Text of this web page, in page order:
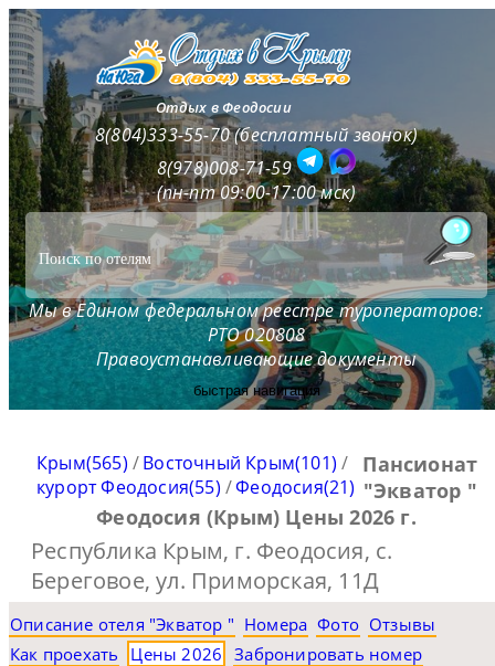
Отдых в Феодосии
8(804)333-55-70 (бесплатный звонок)
8(978)008-71-59
(пн-пт 09:00-17:00 мск)
Мы в Едином федеральном реестре туроператоров:
РТО 020808
Правоустанавливающие документы
быстрая навигация
Крым(565) /Восточный Крым(101) /
курорт Феодосия(55) /Феодосия(21)
Пансионат
"Экватор "
Феодосия (Крым) Цены 2026 г.
Республика Крым, г. Феодосия, с.
Береговое, ул. Приморская, 11Д
Описание отеля "Экватор " Номера Фото Отзывы
Как проехать
Цены 2026 Забронировать номер